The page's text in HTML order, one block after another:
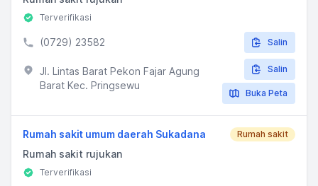
Terverifikasi
(0729) 23582 Salin
Jl. Lintas Barat Pekon Fajar Agung
Barat Kec. Pringsewu
Salin
Buka Peta
Rumah sakit umum daerah Sukadana Rumah sakit
Rumah sakit rujukan
Terverifikasi